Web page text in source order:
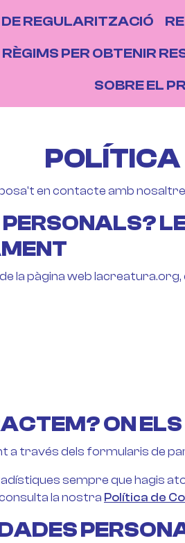
NAVEGACIÓ
DE REGULARITZACIÓ
RÈGIMS PER OBTENIR
SOBRE EL
en contacte amb
la pàgina web
ON
través dels formularis de
sempre que hagis
la nostra Política de